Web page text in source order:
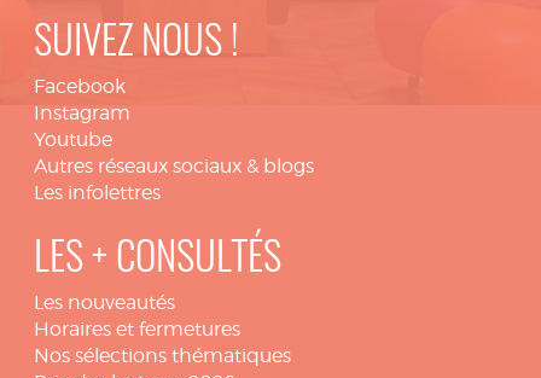
SUIVEZ NOUS !
Facebook
Instagram
Youtube
Autres réseaux sociaux & blogs
Les infolettres
LES + CONSULTÉS
Les nouveautés
Horaires et fermetures
Nos sélections thématiques